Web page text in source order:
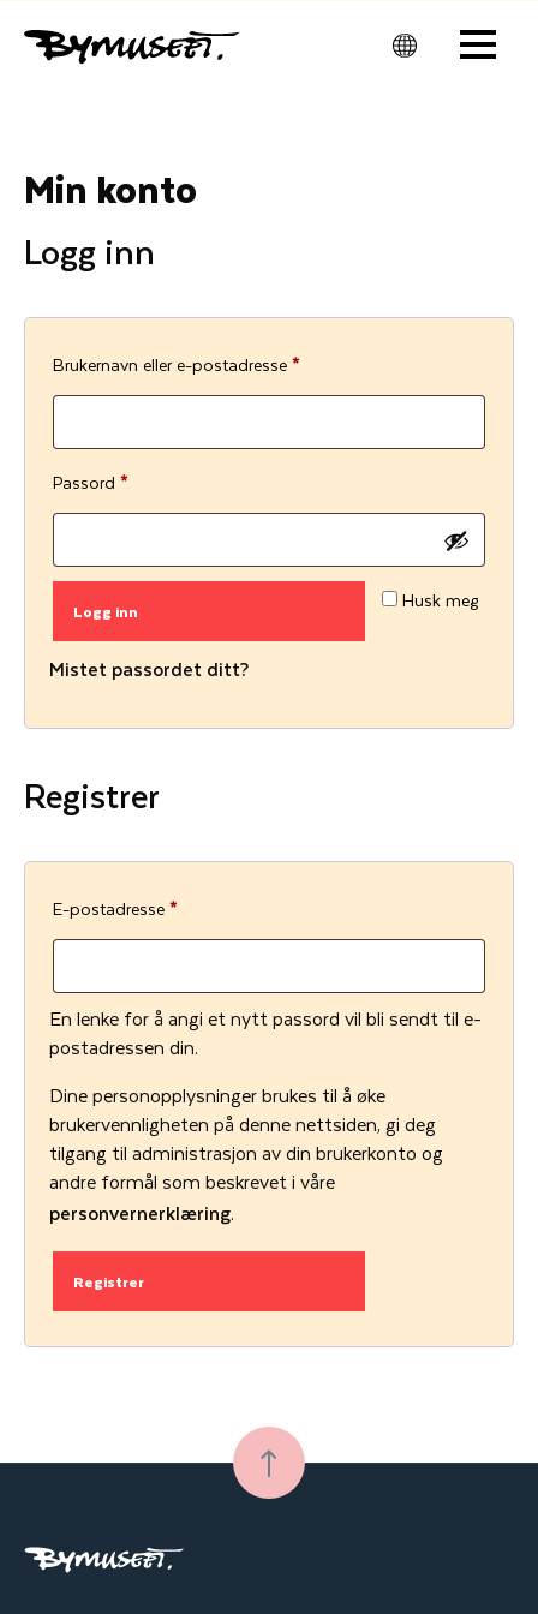
Men
Min konto
Logg inn
Brukernavn eller e-postadresse*P
å
e
Passord *P
å
e
v
Husk meg
Logg inn
Mistet passordet ditt?
Registrer
E-postadresse*P
å
r
e
v
d
En lenke for å angi et nytt passord vil bli sendt til e-
postadressen din.
Dine personopplysninger brukes til å øke
brukervennligheten på denne nettsiden, gi deg
tilgang til administrasjon av din brukerkonto og
andre formål som beskrevet i våre
personvernerklæring.
Registrer